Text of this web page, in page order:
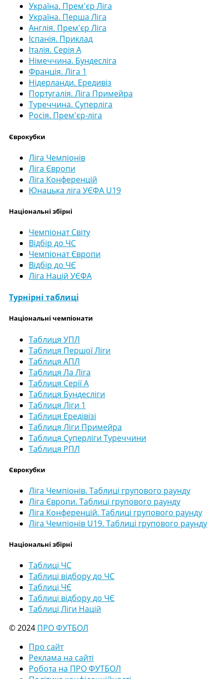
Україна. Прем'єр Ліга
Україна. Перша Ліга
Англія. Прем'єр Ліга
Іспанія. Приклад
Італія. Серія А
Німеччина. Бундесліга
Франція. Ліга 1
Нідерланди. Ередивіз
Португалія. Ліга Примейра
Туреччина. Суперліга
Росія. Прем'єр-ліга
Єврокубки
Ліга Чемпіонів
Ліга Європи
Ліга Конференцій
Юнацька ліга УЄФА U19
Національні збірні
Чемпіонат Світу
Відбір до ЧС
Чемпіонат Європи
Відбір до ЧЄ
Ліга Націй УЄФА
Турнірні таблиці
Національні чемпіонати
Таблиця УПЛ
Таблиця Першої Ліги
Таблиця АПЛ
Таблиця Ла Ліга
Таблиця Серії А
Таблиця Бундесліги
Таблиця Ліги 1
Таблиця Ередівізі
Таблиця Ліги Примейра
Таблиця Суперліги Туреччини
Таблиця РПЛ
Єврокубки
Ліга Чемпіонів. Таблиці групового раунду
Ліга Європи. Таблиці групового раунду
Ліга Конференцій. Таблиці групового раунду
Ліга Чемпіонів U19. Таблиці групового раунду
Національні збірні
Таблиці ЧС
Таблиці відбору до ЧС
Таблиці ЧЄ
Таблиці відбору до ЧЄ
Таблиці Ліги Націй
© 2024 ПРО ФУТБОЛ
Про сайт
Реклама на сайті
Робота на ПРО ФУТБОЛ